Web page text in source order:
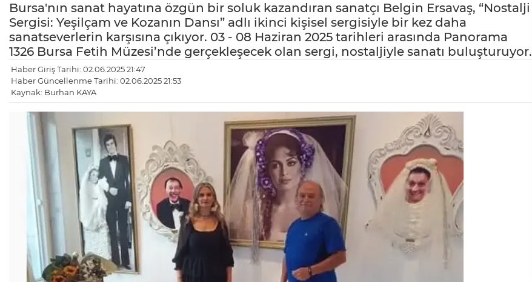
Bursa'nın sanat hayatına özgün bir soluk kazandıran sanatçı Belgin Ersavaş, “Nostalji
Sergisi: Yeşilçam ve Kozanın Dansı” adlı ikinci kişisel sergisiyle bir kez daha
sanatseverlerin karşısına çıkıyor. 03 - 08 Haziran 2025 tarihleri arasında Panorama
1326 Bursa Fetih Müzesi’nde gerçekleşecek olan sergi, nostaljiyle sanatı buluşturuyor.
Haber Giriş Tarihi: 02.06.2025 21:47
Haber Güncellenme Tarihi: 02.06.2025 21:53
Kaynak: Burhan KAYA